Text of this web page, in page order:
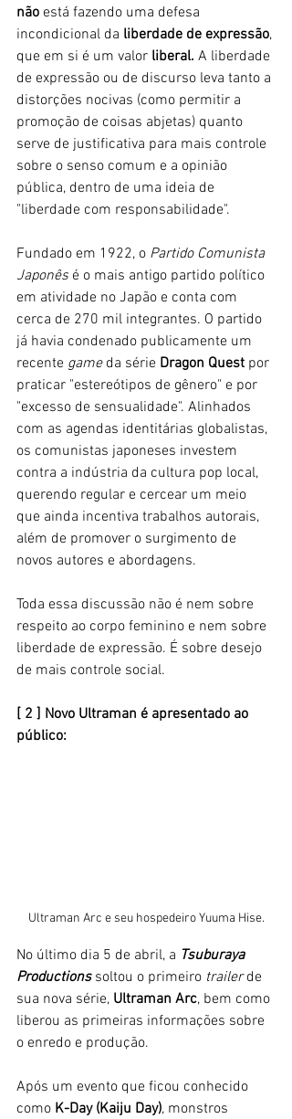
não está fazendo uma defesa
incondicional da liberdade de expressão,
que em si é um valor liberal. A liberdade
de expressão ou de discurso leva tanto a
distorções nocivas (como permitir a
promoção de coisas abjetas) quanto
serve de justificativa para mais controle
sobre o senso comum e a opinião
pública, dentro de uma ideia de
"liberdade com responsabilidade".
Fundado em 1922, o Partido Comunista
Japonês é o mais antigo partido político
em atividade no Japão e conta com
cerca de 270 mil integrantes. O partido
já havia condenado publicamente um
recente game da série Dragon Quest por
praticar "estereótipos de gênero" e por
"excesso de sensualidade". Alinhados
com as agendas identitárias globalistas,
os comunistas japoneses investem
contra a indústria da cultura pop local,
querendo regular e cercear um meio
que ainda incentiva trabalhos autorais,
além de promover o surgimento de
novos autores e abordagens.
Toda essa discussão não é nem sobre
respeito ao corpo feminino e nem sobre
liberdade de expressão. É sobre desejo
de mais controle social.
[ 2 ] Novo Ultraman é apresentado ao
público:
Ultraman Arc e seu hospedeiro Yuuma Hise.
No último dia 5 de abril, a Tsuburaya
Productions soltou o primeiro trailer de
sua nova série, Ultraman Arc, bem como
liberou as primeiras informações sobre
o enredo e produção.
Após um evento que ficou conhecido
como K-Day (Kaiju Day), monstros